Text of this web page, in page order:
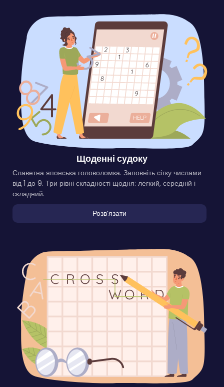
Щоденні судоку
Славетна японська головоломка. Заповніть сітку числами
від 1 до 9. Три рівні складності щодня: легкий, середній і
складний.
Розвʼязати